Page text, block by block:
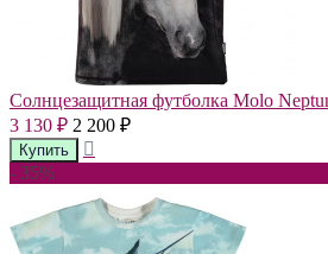
Солнцезащитная футболка Molo
3 130 ₽ 2 200 ₽
- 35%